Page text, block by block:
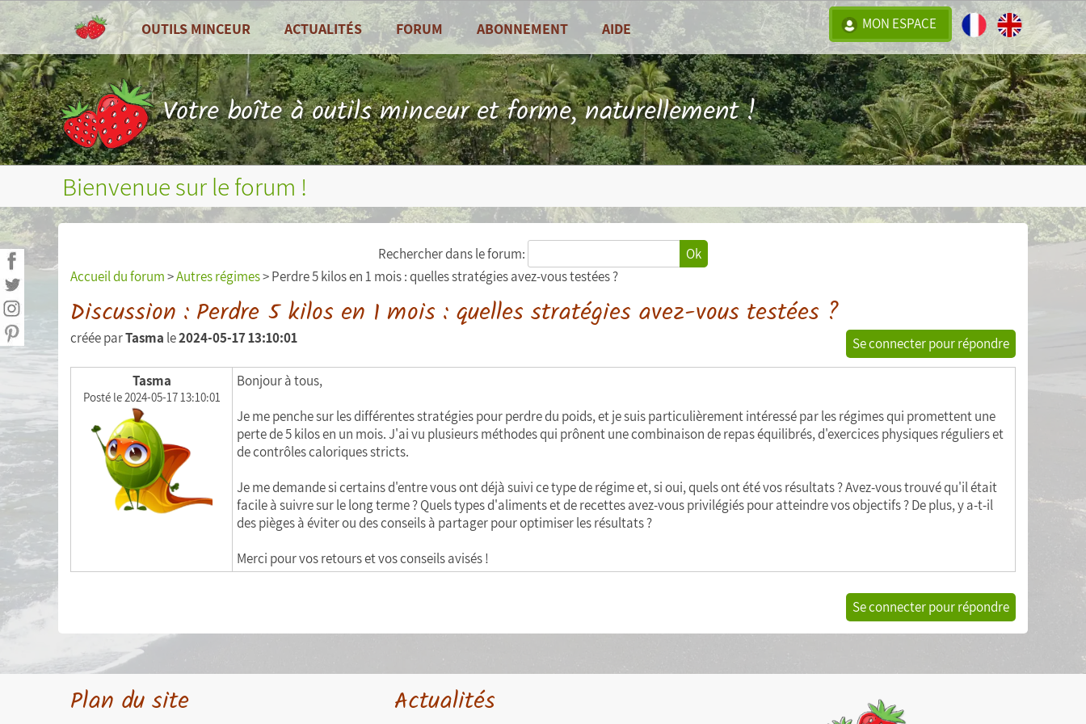
MON ESPACE
OUTILS MINCEUR
TOUS LES OUTILS
Tableau de bord
Compteur de calories
Combien de calories par jour ?
Journal alimentaire
Courbes de poids, tour de taille, etc...
Mesures (poids, tour de taille, etc...)
Objectifs personnels
Statistiques personnelles
Calculer mon Indice de Masse Corporelle
(IMC)
Liste de courses
Menu de la semaine
Exporter mes données
ACTUALITÉS
Toutes les actualités
Recettes de cuisine
Zoom sur ...
Fruits et légumes de saison
FORUM ABONNEMENT AIDE
Foire Aux Questions
Contact
Votre boîte à outils minceur et forme, naturellement !
Bienvenue sur le forum !
Rechercher dans le forum:
Ok
Accueil du forum>Autres régimes> Perdre 5 kilos en 1 mois : quelles stratégies avez-vous testées ?
Discussion : Perdre 5 kilos en 1 mois : quelles stratégies avez-vous testées ?
créée parTasma le2024-05-17 13:10:01 Se connecter pour répondre
Tasma
Posté le 2024-05-17 13:10:01
Bonjour à tous,
Je me penche sur les différentes stratégies pour perdre du poids, et je suis particulièrement intéressé par les régimes qui promettent une
perte de 5 kilos en un mois. J'ai vu plusieurs méthodes qui prônent une combinaison de repas équilibrés, d'exercices physiques réguliers et
de contrôles caloriques stricts.
Je me demande si certains d'entre vous ont déjà suivi ce type de régime et, si oui, quels ont été vos résultats ? Avez-vous trouvé qu'il était
facile à suivre sur le long terme ? Quels types d'aliments et de recettes avez-vous privilégiés pour atteindre vos objectifs ? De plus, y a-t-il
des pièges à éviter ou des conseils à partager pour optimiser les résultats ?
Merci pour vos retours et vos conseils avisés !
Se connecter pour répondre
Plan du site Actualités